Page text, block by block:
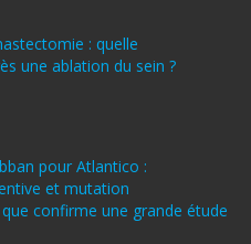
: quelle
une ablation du sein ?
pour Atlantico :
et mutation
que confirme une grande étude